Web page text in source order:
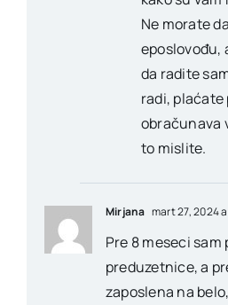
Ne morate
eposlovođu,
da radite
radi, plaćate
obračunava
to mislite.
Mirjana mart 27, 2024
Pre 8 meseci sam
preduzetnice, a
zaposlena na